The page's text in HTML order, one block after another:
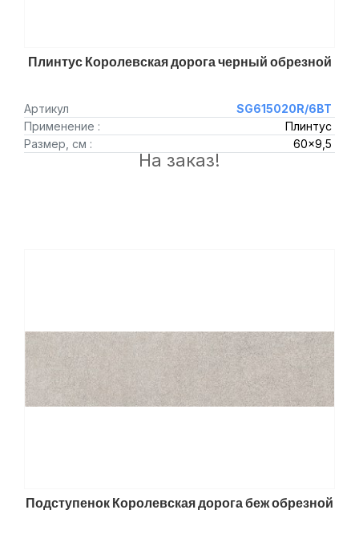
Плинтус Королевская дорога черный обрезной
Артикул
SG615020R/6BT
Применение :
Плинтус
Размер, см :
60x9,5
На заказ!
Подступенок Королевская дорога беж обрезной